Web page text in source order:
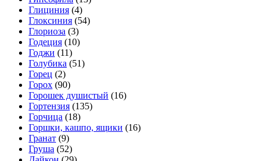
Глициния (4)
Глоксиния (54)
Глориоза (3)
Годеция (10)
Годжи (11)
Голубика (51)
Горец (2)
Горох (90)
Горошек душистый (16)
Гортензия (135)
Горчица (18)
Горшки, кашпо, ящики (16)
Гранат (9)
Груша (52)